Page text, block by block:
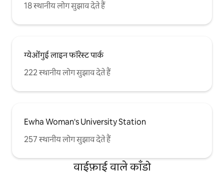
18 स्थानीय लोग सुझाव देते हैं
ग्येओंगुई लाइन फॉरेस्ट पार्क
222 स्थानीय लोग सुझाव देते हैं
Ewha Woman's University Station
257 स्थानीय लोग सुझाव देते हैं
वाईफ़ाई वाले काँडो